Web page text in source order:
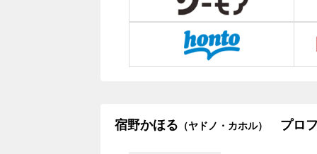
宿野かほる （ヤドノ・カホル） プロ